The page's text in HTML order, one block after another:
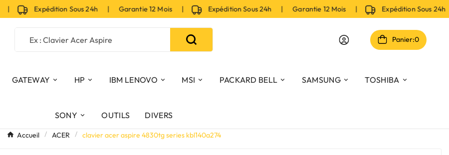
Expédition Sous 24h | Garantie 12 Mois | Expédition Sous 24h | Garantie 12 Mois | Expédition Sous
Panier:0
GATEWAY HP IBM LENOVO MSI PACKARD BELL SAMSUNG TOSHIBA
SONY OUTILS DIVERS
Accueil ACER clavier acer aspire 4830tg series kbl140a274